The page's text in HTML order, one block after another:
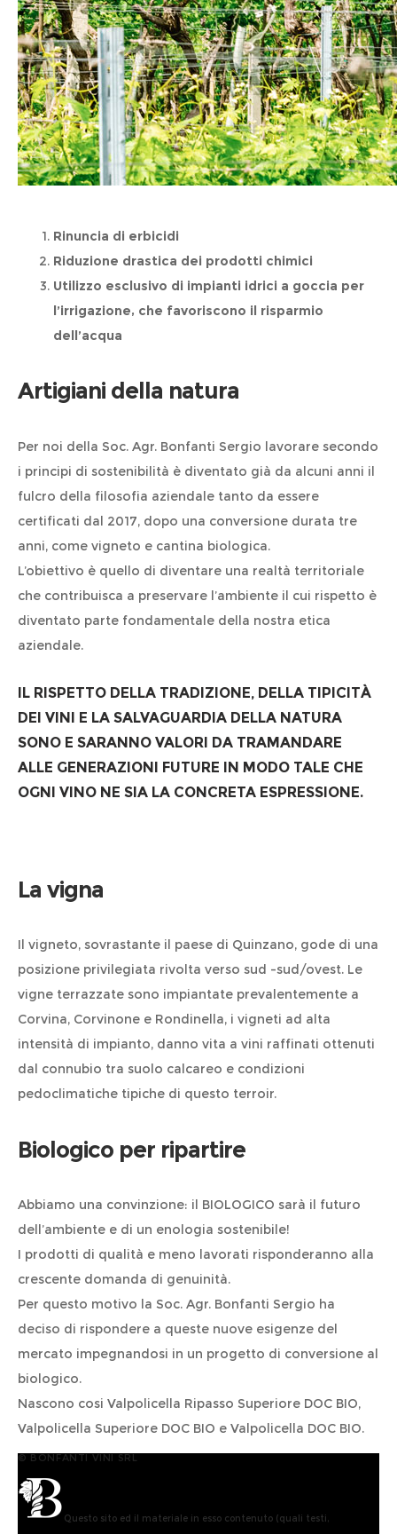
Rinuncia di erbicidi
Riduzione drastica dei prodotti chimici
Utilizzo esclusivo di impianti idrici a goccia per
l’irrigazione, che favoriscono il risparmio
dell’acqua
Artigiani della natura
Per noi della Soc. Agr. Bonfanti Sergio lavorare secondo
i principi di sostenibilità è diventato già da alcuni anni il
fulcro della filosofia aziendale tanto da essere
certificati dal 2017, dopo una conversione durata tre
anni, come vigneto e cantina biologica.
L’obiettivo è quello di diventare una realtà territoriale
che contribuisca a preservare l’ambiente il cui rispetto è
diventato parte fondamentale della nostra etica
aziendale.
IL RISPETTO DELLA TRADIZIONE, DELLA TIPICITÀ
DEI VINI E LA SALVAGUARDIA DELLA NATURA
SONO E SARANNO VALORI DA TRAMANDARE
ALLE GENERAZIONI FUTURE IN MODO TALE CHE
OGNI VINO NE SIA LA CONCRETA ESPRESSIONE.
La vigna
Il vigneto, sovrastante il paese di Quinzano, gode di una
posizione privilegiata rivolta verso sud -sud/ovest. Le
vigne terrazzate sono impiantate prevalentemente a
Corvina, Corvinone e Rondinella, i vigneti ad alta
intensità di impianto, danno vita a vini raffinati ottenuti
dal connubio tra suolo calcareo e condizioni
pedoclimatiche tipiche di questo terroir.
Biologico per ripartire
Abbiamo una convinzione: il BIOLOGICO sarà il futuro
dell’ambiente e di un enologia sostenibile!
I prodotti di qualità e meno lavorati risponderanno alla
crescente domanda di genuinità.
Per questo motivo la Soc. Agr. Bonfanti Sergio ha
deciso di rispondere a queste nuove esigenze del
mercato impegnandosi in un progetto di conversione al
biologico.
Nascono cosi Valpolicella Ripasso Superiore DOC BIO,
Valpolicella Superiore DOC BIO e Valpolicella DOC BIO.
© BONFANTI VINI SRL
Questo sito ed il materiale in esso contenuto (quali testi,